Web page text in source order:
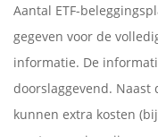
Aantal ETF-
gegeven voor de
informatie. De
doorslaggevend. Naast
kunnen extra kosten